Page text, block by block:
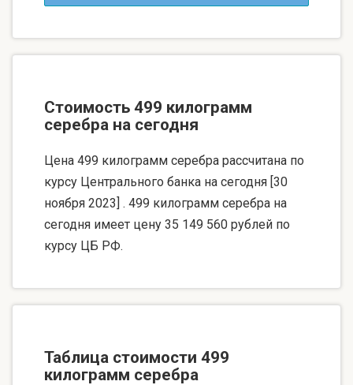
Стоимость 499 килограмм
серебра на сегодня
Цена 499 килограмм серебра рассчитана по
курсу Центрального банка на сегодня [30
ноября 2023] . 499 килограмм серебра на
сегодня имеет цену 35 149 560 рублей по
курсу ЦБ РФ.
Таблица стоимости 499
килограмм серебра